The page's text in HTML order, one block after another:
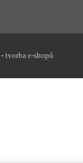
- tvorba e-shopů